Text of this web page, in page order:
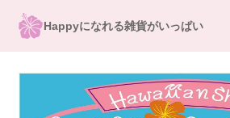
Happyになれる雑貨がいっぱい